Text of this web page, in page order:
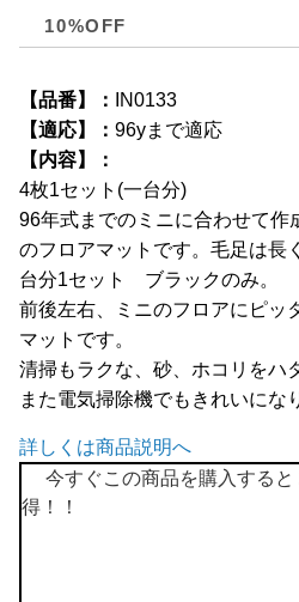
BMW MINI
10%OFF
【品番】：
IN0133
【適応】： 96yまで適応
【内容】：
4枚1セット(一台分)
96年式までのミニに合わせて作
のフロアマットです。毛足は長
台分1セット ブラックのみ。
前後左右、ミニのフロアにピッ
マットです。
清掃もラクな、砂、ホコリをハ
また電気掃除機でもきれいにな
詳しくは商品説明へ
今すぐこの商品を購入すると
得！！